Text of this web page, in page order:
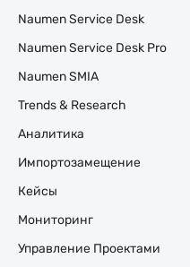
Naumen Service Desk
Naumen Service Desk Pro
Naumen SMIA
Trends & Research
Аналитика
Импортозамещение
Кейсы
Мониторинг
Управление Проектами